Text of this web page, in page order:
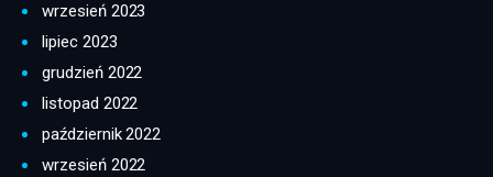
wrzesień 2023
lipiec 2023
grudzień 2022
listopad 2022
październik 2022
wrzesień 2022